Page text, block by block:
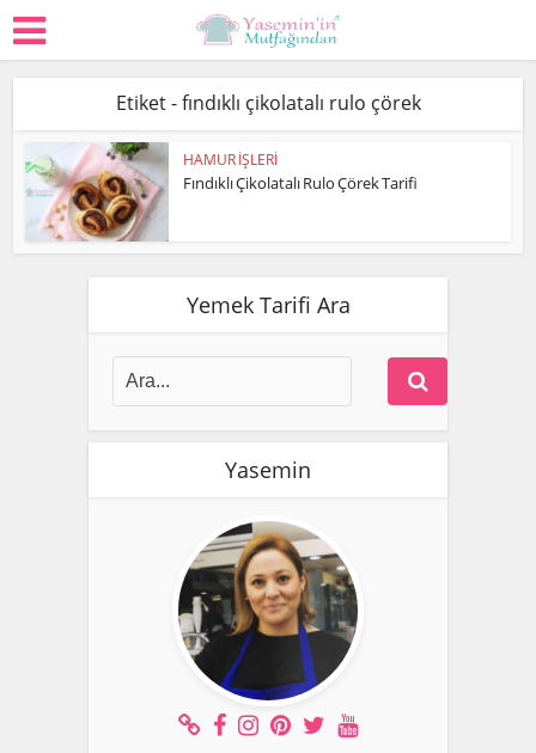
Etiket - fındıklı çikolatalı rulo çörek
HAMUR İŞLERİ
Fındıklı Çikolatalı Rulo Çörek Tarifi
Yemek Tarifi Ara
Yasemin